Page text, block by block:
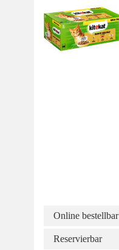
Online bestellbar
Reservierbar